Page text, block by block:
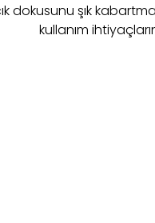
dokusunu şık
kullanım